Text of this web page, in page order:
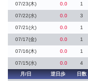
07/23(木) 0.0 1
07/22(水) 0.0 3
07/21(火) 0.0 1
07/17(金) 0.0 1
07/16(木) 0.0 1
07/15(水) 0.0 4
月/日
逆日歩 日数